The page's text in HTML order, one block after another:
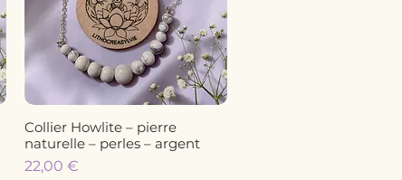
Aperçu rapide
Collier Howlite – pierre
naturelle – perles – argent
Prix
22,00 €